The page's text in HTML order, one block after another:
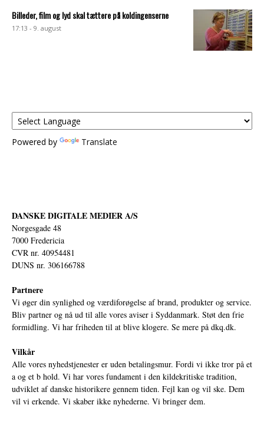
Billeder, film og lyd skal tættere på koldingenserne
17:13 - 9. august
Powered by Translate
DANSKE DIGITALE MEDIER A/S
Norgesgade 48
7000 Fredericia
CVR nr. 40954481
DUNS nr. 306166788
Partnere
Vi øger din synlighed og værdiforøgelse af brand, produkter og service.
Bliv partner og nå ud til alle vores aviser i Syddanmark. Støt den frie
formidling. Vi har friheden til at blive klogere. Se mere på dkq.dk.
Vilkår
Alle vores nyhedstjenester er uden betalingsmur. Fordi vi ikke tror på et
a og et b hold. Vi har vores fundament i den kildekritiske tradition,
udviklet af danske historikere gennem tiden. Fejl kan og vil ske. Dem
vil vi erkende. Vi skaber ikke nyhederne. Vi bringer dem.